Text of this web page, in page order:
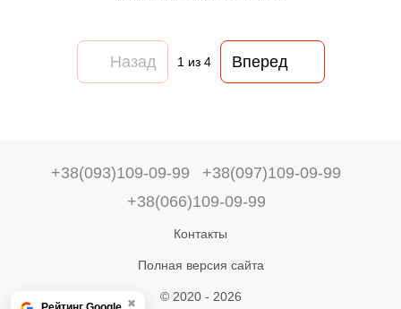
Назад 1из 4 Вперед
+38(093)109-09-99
+38(097)109-09-99
+38(066)109-09-99
Контакты
Полная версия сайта
© 2020 - 2026
✖